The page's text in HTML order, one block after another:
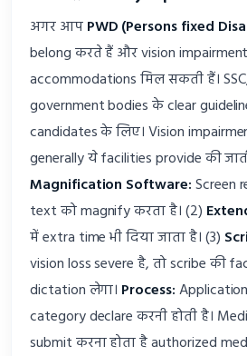
अगर आपPWD (Persons fixed
belong करते हैं और vision
accommodations मिल सकती हैं।
government bodies के clear
candidates के लिए। Vision
generally ये facilities provide की
Magnification Software:Screen
text को magnify करता है। (2)
में extra time भी दिया जाता है। (3)
vision loss severe है, तो scribe की
dictation लेगा। Process:
category declare करनी होती है।
submit करना होता है authorized